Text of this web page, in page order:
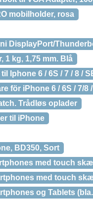
mobilholder, rosa
DisplayPort/
1 kg, 1,75 mm. Blå
Iphone 6 / 6S / 7 / 8 /
för iPhone 6 / 6S / 7/8
Trådløs oplader
til iPhone
BD350, Sort
med touch
med touch
og Tablets